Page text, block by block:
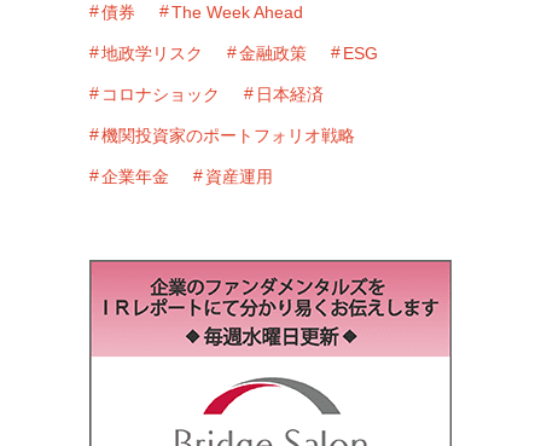
債券 The Week Ahead
地政学リスク 金融政策 ESG
コロナショック 日本経済
機関投資家のポートフォリオ戦略
企業年金 資産運用